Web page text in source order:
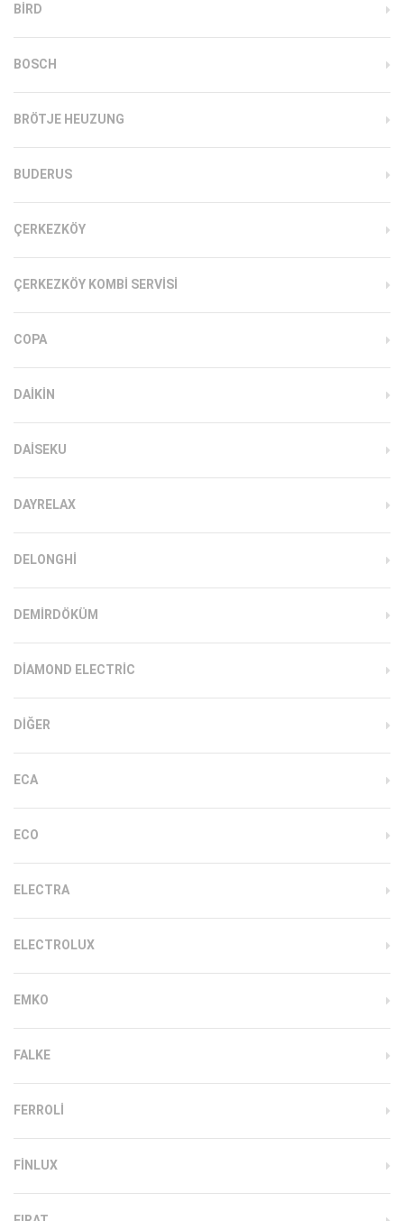
BIRD
BOSCH
BRÖTJE HEUZUNG
BUDERUS
ÇERKEZKÖY
ÇERKEZKÖY KOMBI SERVISI
COPA
DAIKIN
DAISEKU
DAYRELAX
DELONGHI
DEMIRDÖKÜM
DIAMOND ELECTRIC
DIĞER
ECA
ECO
ELECTRA
ELECTROLUX
EMKO
FALKE
FERROLI
FINLUX